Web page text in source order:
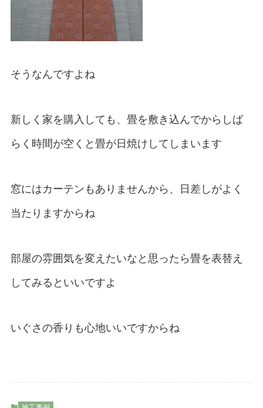
そうなんですよね
新しく家を購入しても、畳を敷き込んでからしば
らく時間が空くと畳が日焼けしてしまいます
窓にはカーテンもありませんから、日差しがよく
当たりますからね
部屋の雰囲気を変えたいなと思ったら畳を表替え
してみるといいですよ
いぐさの香りも心地いいですからね